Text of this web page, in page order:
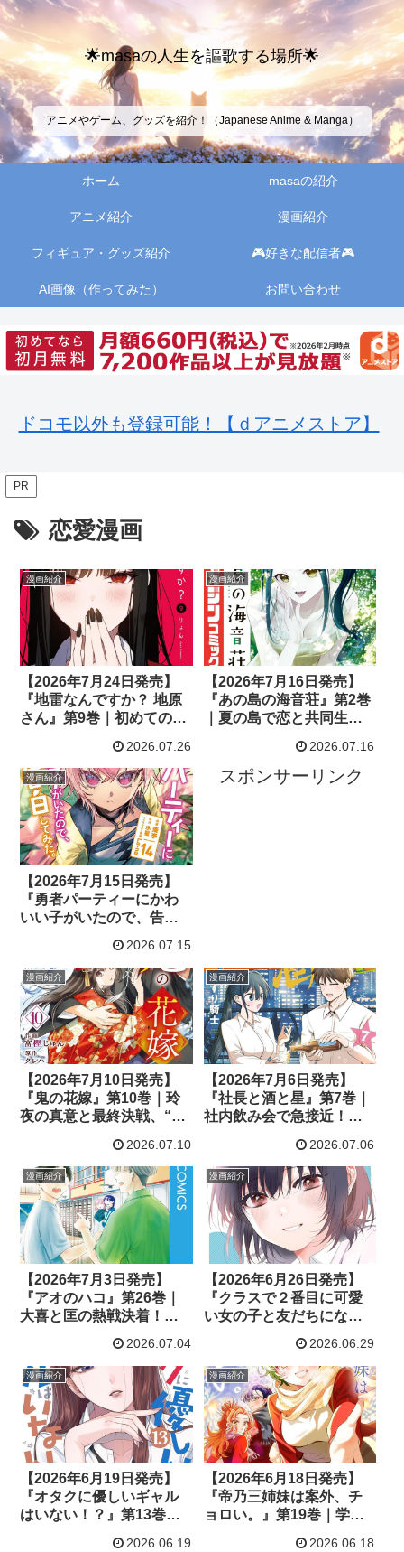
🌟masaの人生を謳歌する場所🌟
アニメやゲーム、グッズを紹介！（Japanese Anime & Manga）
ホーム masaの紹介
アニメ紹介 漫画紹介
フィギュア・グッズ紹介 🎮好きな配信者🎮
AI画像（作ってみた） お問い合わせ
ドコモ以外も登録可能！【ｄアニメストア】
PR
恋愛漫画
漫画紹介
【2026年7月24日発売】
『地雷なんですか？ 地原
さん』第9巻｜初めてのク
大きく動き出す最新巻！
2026.07.26
漫画紹介
【2026年7月16日発売】
『あの島の海音荘』第2巻
｜夏の島で恋と共同生活
ライフラブコメ
2026.07.16
漫画紹介
【2026年7月15日発売】
『勇者パーティーにかわ
いい子がいたので、告白
者の結婚式と仲間たちの
恋が大きく動き出す最新
刊
2026.07.15
スポンサーリンク
漫画紹介
【2026年7月10日発売】
『鬼の花嫁』第10巻｜玲
夜の真意と最終決戦、“最
2026.07.10
漫画紹介
【2026年7月6日発売】
『社長と酒と星』第7巻｜
社内飲み会で急接近！玲
2026.07.06
漫画紹介
【2026年7月3日発売】
『アオのハコ』第26巻｜
大喜と匡の熱戦決着！恋
2026.07.04
漫画紹介
【2026年6月26日発売】
『クラスで２番目に可愛
い女の子と友だちになっ
ンタインと恋人になった
二人の新たな恋模様
2026.06.29
漫画紹介
【2026年6月19日発売】
『オタクに優しいギャル
はいない！？』第13巻｜
2026.06.19
漫画紹介
【2026年6月18日発売】
『帝乃三姉妹は案外、チ
ョロい。』第19巻｜学園
2026.06.18